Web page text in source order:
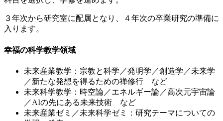
３年次から研究室に配属となり、４年次の卒業研究の準備に
入ります。
幸福の科学教学領域
未来産業教学：宗教と科学／発明学／創造学／未来学
／新たな発想を得るための禅修行 など
未来科学教学：時空論／エネルギー論／高次元宇宙論
／AIの先にある未来技術 など
未来産業ゼミ／未来科学ゼミ：研究テーマについての